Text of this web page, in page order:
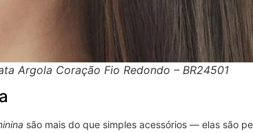
Argola Coração Fio Redondo – BR24501
são mais do que simples acessórios — elas são